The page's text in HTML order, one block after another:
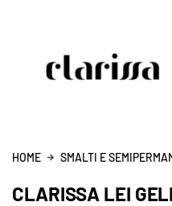
HOME SMALTI E
CLARISSA LEI